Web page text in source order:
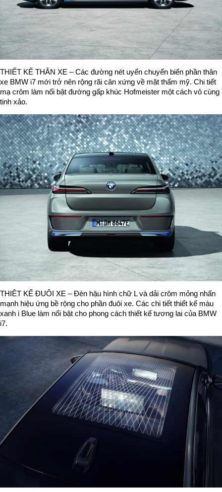
THIẾT KẾ THÂN XE – Các đường nét uyển chuyển biến phần thân
xe BMW i7 mới trở nên rộng rãi cân xứng về mặt thẩm mỹ. Chi tiết
mạ crôm làm nổi bật đường gấp khúc Hofmeister một cách vô cùng
tinh xảo.
THIÊT KẾ ĐUÔI XE – Đèn hậu hình chữ L và dải crôm mỏng nhấn
mạnh hiệu ứng bề rộng cho phần đuôi xe. Các chi tiết thiết kế màu
xanh i Blue làm nổi bật cho phong cách thiết kế tương lai của BMW
i7.